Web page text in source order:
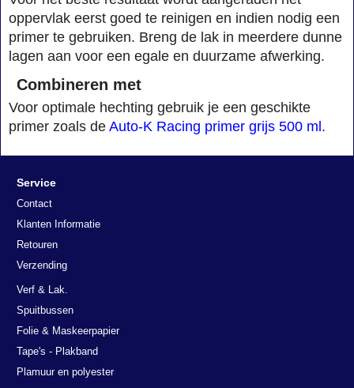
oppervlak eerst goed te reinigen en indien nodig een
primer te gebruiken. Breng de lak in meerdere dunne
lagen aan voor een egale en duurzame afwerking.
Combineren met
Voor optimale hechting gebruik je een geschikte
primer zoals de Auto-K Racing primer grijs 500 ml .
Service
Contact
Klanten Informatie
Retouren
Verzending
Verf & Lak.
Spuitbussen
Folie & Maskeerpapier
Tape's - Plakband
Plamuur en polyester